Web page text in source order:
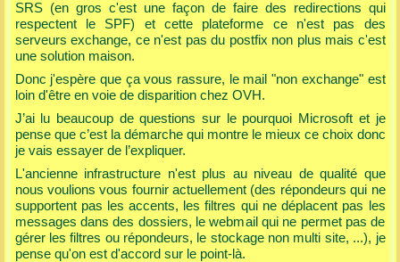
SRS (en gros c'est une façon de faire des redirections qui
respectent le SPF) et cette plateforme ce n'est pas des
serveurs exchange, ce n'est pas du postfix non plus mais c'est
une solution maison.
Donc j'espère que ça vous rassure, le mail "non exchange" est
loin d'être en voie de disparition chez OVH.
J’ai lu beaucoup de questions sur le pourquoi Microsoft et je
pense que c’est la démarche qui montre le mieux ce choix donc
je vais essayer de l’expliquer.
L'ancienne infrastructure n'est plus au niveau de qualité que
nous voulions vous fournir actuellement (des répondeurs qui ne
supportent pas les accents, les filtres qui ne déplacent pas les
messages dans des dossiers, le webmail qui ne permet pas de
gérer les filtres ou répondeurs, le stockage non multi site, ...), je
pense qu'on est d'accord sur le point-là.